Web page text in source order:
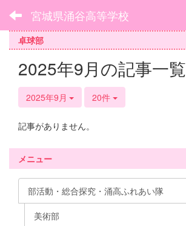
宮城県涌谷高等学校
卓球部
2025年9月の記事一覧
2025年9月 20件
記事がありません。
メニュー
部活動・総合探究・涌高ふれあい隊
美術部